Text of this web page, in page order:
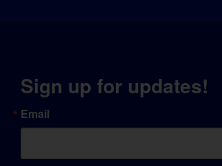
Sign up for updates!
Email